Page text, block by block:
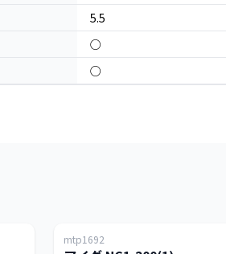
5.5
○
○
mtp1692